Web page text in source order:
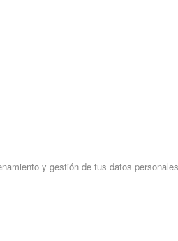
y gestión de tus datos